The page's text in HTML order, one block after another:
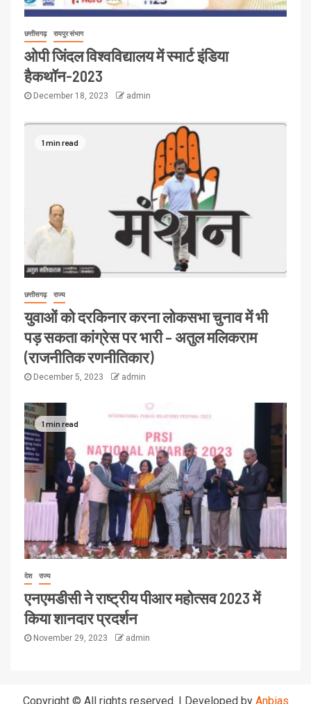
छत्तीसगढ़ रायपुर संभाग
ओपी जिंदल विश्वविद्यालय में स्मार्ट इंडिया
हैकथॉन-2023
December 18, 2023 admin
1 min read
छत्तीसगढ़ राज्य
युवाओं को दरकिनार करना लोकसभा चुनाव में भी
पड़ सकता कांग्रेस पर भारी – अतुल मलिकराम
(राजनीतिक रणनीतिकार)
December 5, 2023 admin
1 min read
देश राज्य
एनएमडीसी ने राष्ट्रीय पीआर महोत्सव 2023 में
किया शानदार प्रदर्शन
November 29, 2023 admin
Copyright © All rights reserved. | Developed by Anbias